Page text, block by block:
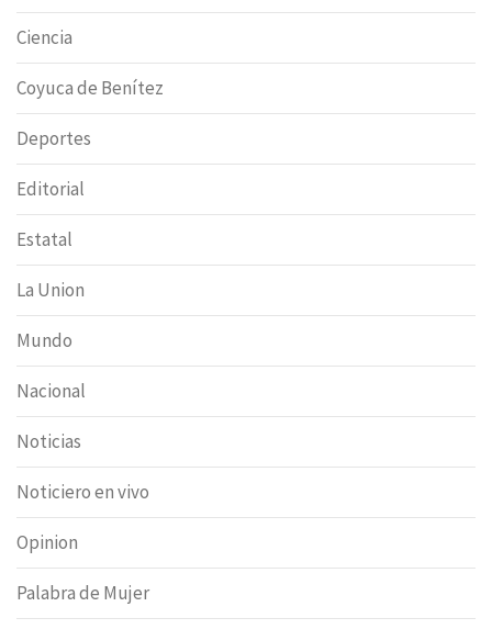
Ciencia
Coyuca de Benítez
Deportes
Editorial
Estatal
La Union
Mundo
Nacional
Noticias
Noticiero en vivo
Opinion
Palabra de Mujer